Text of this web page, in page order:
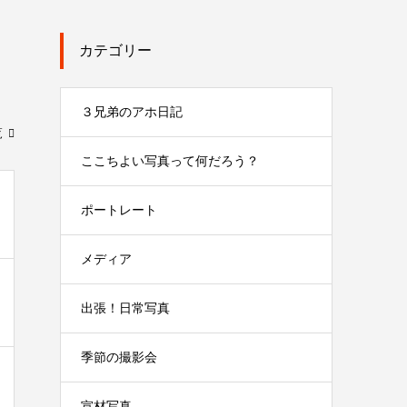
カテゴリー
３兄弟のアホ日記
ここちよい写真って何だろう？
ポートレート
メディア
出張！日常写真
季節の撮影会